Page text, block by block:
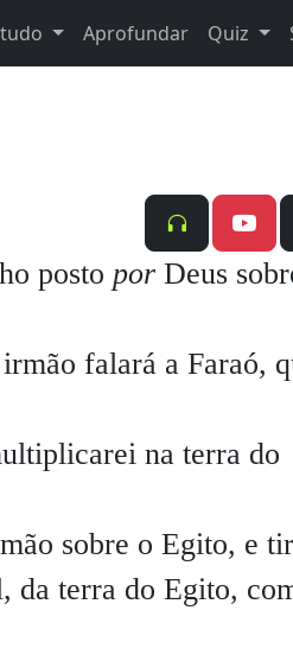
Aprofundar Quiz
posto por Deus
falará a Faraó,
na terra do
sobre o Egito, e
da terra do Egito,